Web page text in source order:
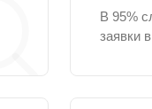
В 95%
заявки